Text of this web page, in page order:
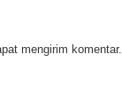
mengirim komentar.